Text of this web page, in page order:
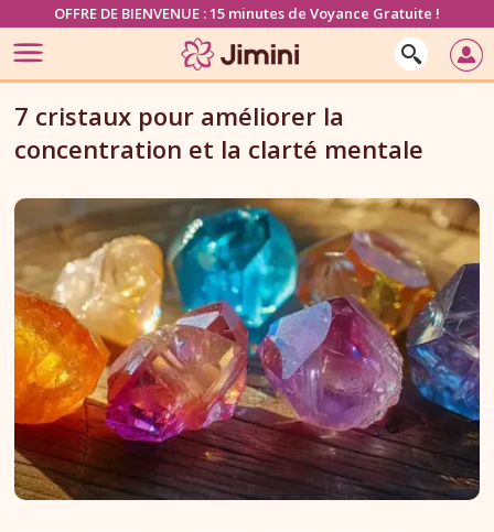
OFFRE DE BIENVENUE : 15 minutes de Voyance Gratuite !
7 cristaux pour améliorer la
concentration et la clarté mentale